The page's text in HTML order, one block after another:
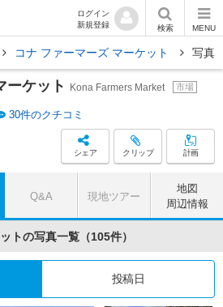
ログイン
新規登録
検索 MENU
コナ ファーマーズ マーケット 写真
ーケット Kona Farmers Market 市場
30件のクチコミ
シェア クリップ 計画
Q&A 現地ツアー
地図
周辺情報
トの写真一覧（105件）
投稿日